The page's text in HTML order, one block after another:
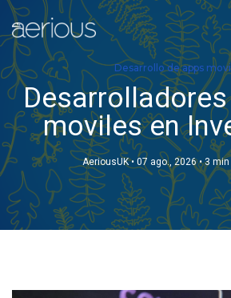
Desarrollo de apps
moviles en
AeriousUK • 07 ago., 2026• 3 min